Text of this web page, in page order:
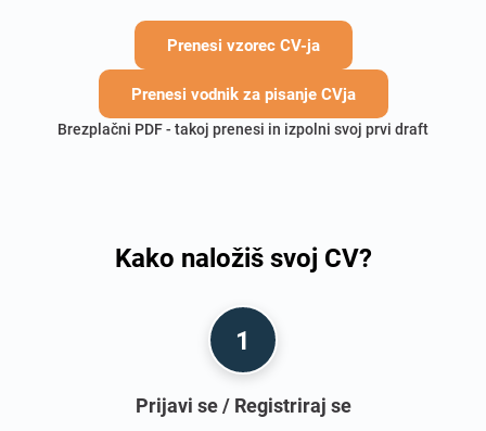
Prenesi vzorec CV-ja
Prenesi vodnik za pisanje CVja
Brezplačni PDF - takoj prenesi in izpolni svoj prvi draft
Kako naložiš svoj CV?
1
Prijavi se / Registriraj se